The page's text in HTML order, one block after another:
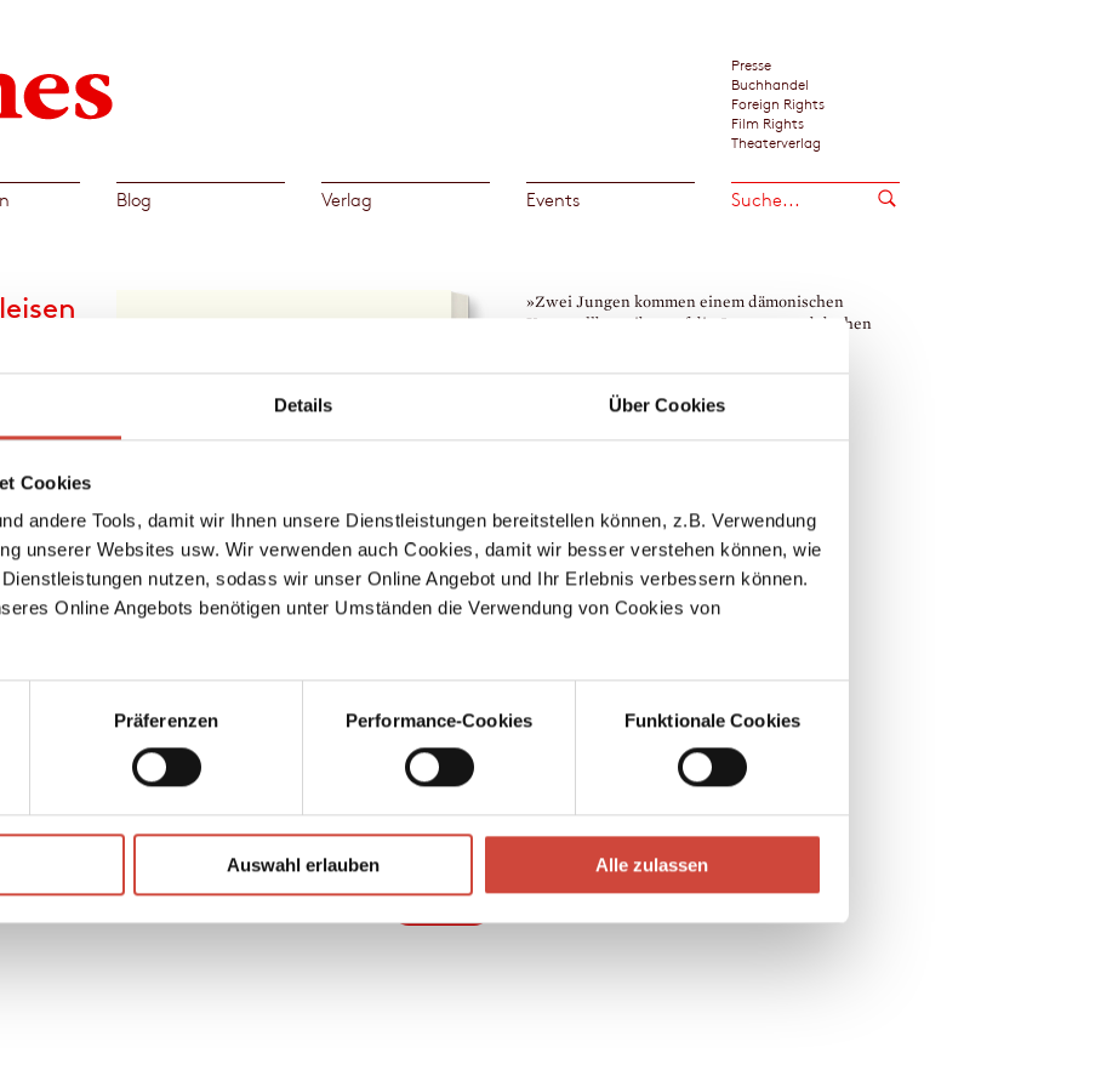
Details Über Cookies
Cookies
andere Tools, damit wir Ihnen unsere Dienstleistungen bereitstellen können, z.B. Verwendung
unserer Websites usw. Wir verwenden auch Cookies, damit wir besser verstehen können, wie
nutzen, sodass wir unser Online Angebot und Ihr Erlebnis verbessern können.
Online Angebots benötigen unter Umständen die Verwendung von Cookies von
Präferenzen Performance-Cookies Funktionale Cookies
Auswahl erlauben Alle zulassen
Presse
Buchhandel
Foreign Rights
Film Rights
Theaterverlag
Blog Verlag Events
Download Bilddatei
ein
aus der
dunkle
in die
»Zwei Jungen kommen einem dämonischen
Karussellbetreiber auf die Spuren - und drohen
Die Welt, Berlin
Ray Bradbury